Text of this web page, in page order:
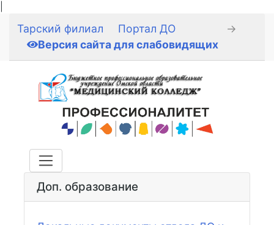
Тарский филиал Портал ДО
→
Версия сайта для слабовидящих
Доп. образование